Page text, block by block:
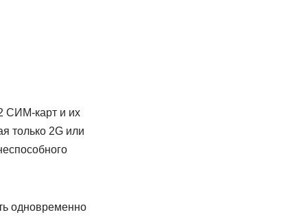
СИМ-карт и их
только 2G или
одновременно